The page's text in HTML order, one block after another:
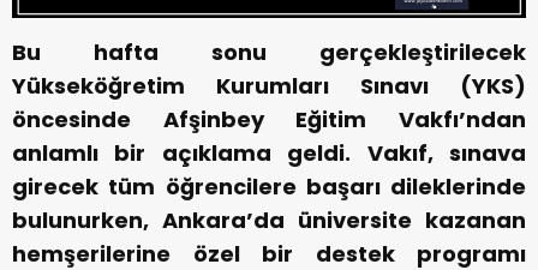
Bu hafta sonu gerçekleştirilecek
Yükseköğretim Kurumları Sınavı (YKS)
öncesinde Afşinbey Eğitim Vakfı’ndan
anlamlı bir açıklama geldi. Vakıf, sınava
girecek tüm öğrencilere başarı dileklerinde
bulunurken, Ankara’da üniversite kazanan
hemşerilerine özel bir destek programı